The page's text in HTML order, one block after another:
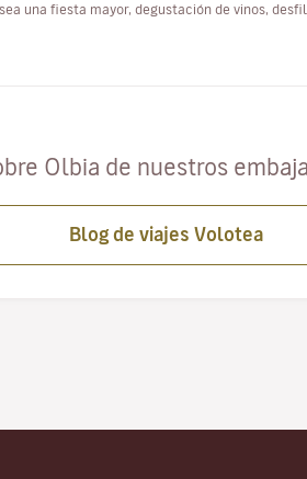
sea una fiesta mayor, degustación de vinos,
Olbia de nuestros
Blog de viajes Volotea